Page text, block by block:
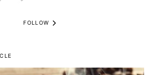
FOLLOW